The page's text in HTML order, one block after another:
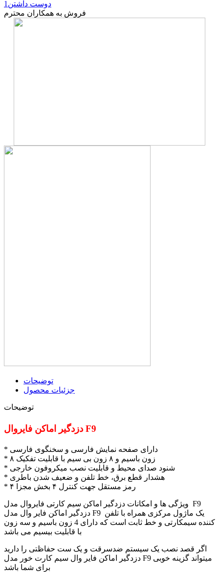
دوست داشتن 1
فروش به همکاران محترم
توضیحات
جزئیات محصول
توضیحات
دزدگیر اماکن فایروال F9
* دارای صفحه نمایش فارسی و سخنگوی فارسی
* ۸ زون باسیم و ۸ زون بی سیم با قابلیت تفکیک
* شنود صدای محیط و قابلیت نصب میکروفون خارجی
* هشدار قطع برق، خط تلفن و ضعیف شدن باطری
* ۴ رمز مستقل جهت کنترل ۴ بخش مجزا
ویژگی ها و امکانات دزدگیر اماکن سیم کارتی فایروال مدل F9
دزدگیر اماکن فایر وال مدل F9 یک ماژول مرکزی همراه با تلفن
کننده سیمکارتی و خط ثابت است که دارای 4 زون باسیم و سه زون
با قابلیت بیسیم می باشد
اگر قصد نصب یک سیستم ضدسرقت و یک ست حفاظتی را دارید
دزدگیر اماکن فایر وال سیم کارت خور مدل F9 میتواند گزینه خوبی
برای شما باشد